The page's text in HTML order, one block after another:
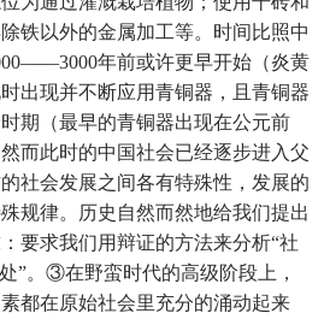
铁以外的金属加工等。时间比照中
年前或许更早开始（炎黄
出现并不断应用青铜器，且青铜器
期（最早的青铜器出现在公元前
而此时的中国社会已经逐步进入父
社会发展之间各有特殊性，发展的
规律。历史自然而然地给我们提出
要求我们用辩证的方法来分析“社
”。③在野蛮时代的高级阶段上，
都在原始社会里充分的涌动起来